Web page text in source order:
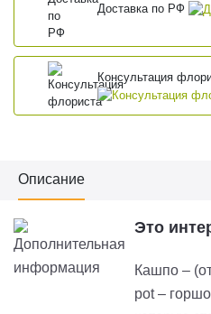
Доставка по РФ
Консультация
Описание
Это
Кашпо –
pot –